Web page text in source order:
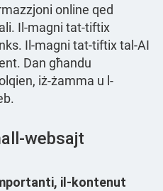
online qed
Il-magni tat-tiftix
Il-magni tat-tiftix tal-AI
Dan għandu
iż-żamma u l-
websajt
il-kontenut